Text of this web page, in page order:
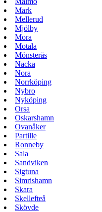
Mark
Mellerud
Mjölby
Mora
Motala
Mönsterås
Nacka
Nora
Norrköping
Nybro
Nyköping
Orsa
Oskarshamn
Ovanåker
Partille
Ronneby
Sala
Sandviken
Sigtuna
Simrishamn
Skara
Skellefteå
Skövde